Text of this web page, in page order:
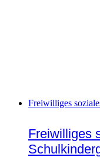
Freiwilliges
Freiwilliges